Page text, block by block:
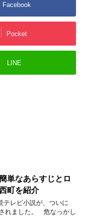
Facebook
Pocket
LINE
単なあらすじとロ
町を紹介
テレビ小説が、ついに
れました。 危なっかし